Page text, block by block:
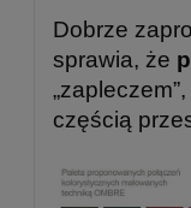
Dobrze
sprawia, że
częścią